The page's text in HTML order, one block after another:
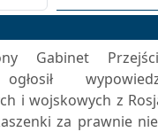
Gabinet
i wojskowych z
za prawnie